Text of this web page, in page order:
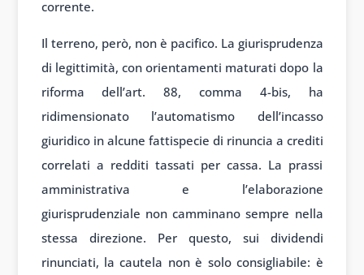
corrente.
Il terreno, però, non è pacifico. La giurisprudenza
di legittimità, con orientamenti maturati dopo la
riforma dell’art. 88, comma 4-bis, ha
ridimensionato l’automatismo dell’incasso
giuridico in alcune fattispecie di rinuncia a crediti
correlati a redditi tassati per cassa. La prassi
amministrativa e l’elaborazione
giurisprudenziale non camminano sempre nella
stessa direzione. Per questo, sui dividendi
rinunciati, la cautela non è solo consigliabile: è